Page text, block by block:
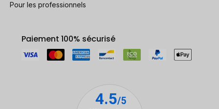
Pour les professionnels
Paiement 100% sécurisé